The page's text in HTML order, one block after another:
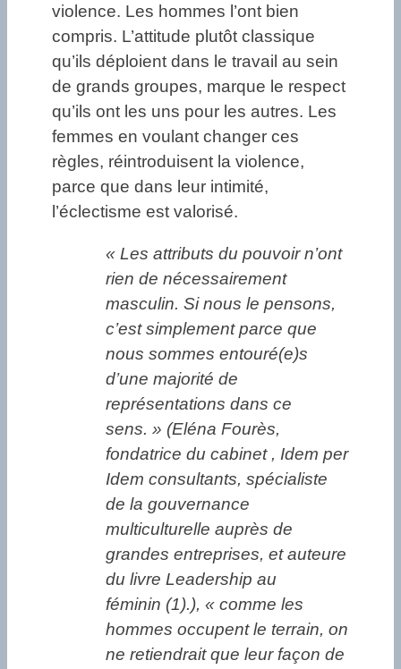
violence. Les hommes l’ont bien
compris. L’attitude plutôt classique
qu’ils déploient dans le travail au sein
de grands groupes, marque le respect
qu’ils ont les uns pour les autres. Les
femmes en voulant changer ces
règles, réintroduisent la violence,
parce que dans leur intimité,
l’éclectisme est valorisé.
« Les attributs du pouvoir n’ont
rien de nécessairement
masculin. Si nous le pensons,
c’est simplement parce que
nous sommes entouré(e)s
d’une majorité de
représentations dans ce
sens. » (Eléna Fourès,
fondatrice du cabinet , Idem per
Idem consultants, spécialiste
de la gouvernance
multiculturelle auprès de
grandes entreprises, et auteure
du livre Leadership au
féminin (1).), « comme les
hommes occupent le terrain, on
ne retiendrait que leur façon de